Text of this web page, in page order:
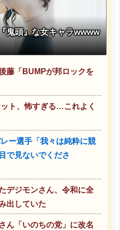
鬼頭』な女キャラwwww
藤「BUMPが邦ロックを
ット、怖すぎる…これよく
ー選手「我々は純粋に競
で見ないでくださ
デジモンさん、令和に全
出していた
ん「いのちの党」に改名